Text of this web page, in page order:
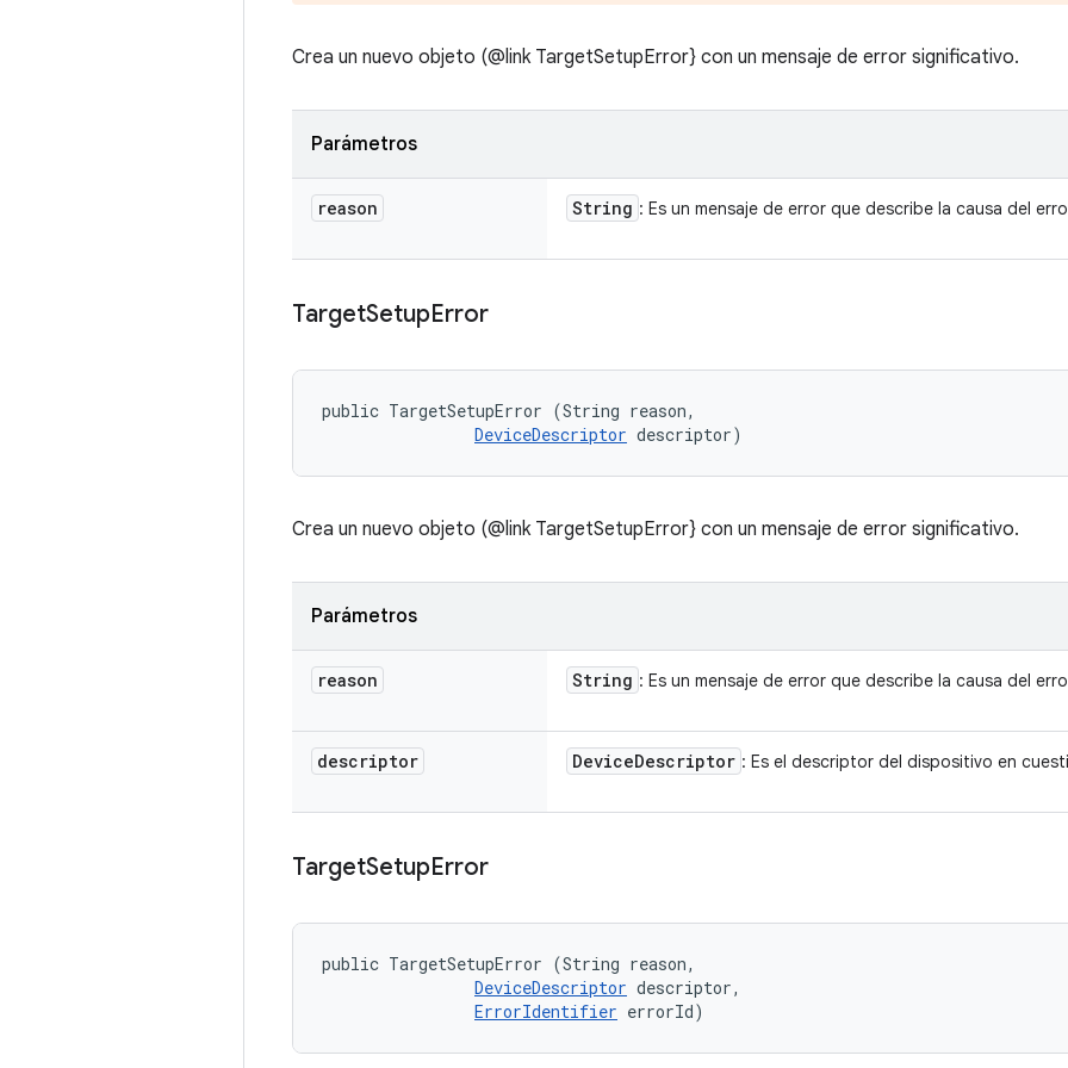
Crea un nuevo objeto (@link TargetSetupError} con un mensaje de error significativo.
Parámetros
reason String : Es un mensaje de error que describe la causa del
TargetSetupError
public TargetSetupError (String reason,
DeviceDescriptor descriptor)
Crea un nuevo objeto (@link TargetSetupError} con un mensaje de error significativo.
Parámetros
reason String : Es un mensaje de error que describe la causa del
descriptor DeviceDescriptor : Es el descriptor del dispositivo en
TargetSetupError
public TargetSetupError (String reason,
DeviceDescriptor descriptor,
ErrorIdentifier errorId)